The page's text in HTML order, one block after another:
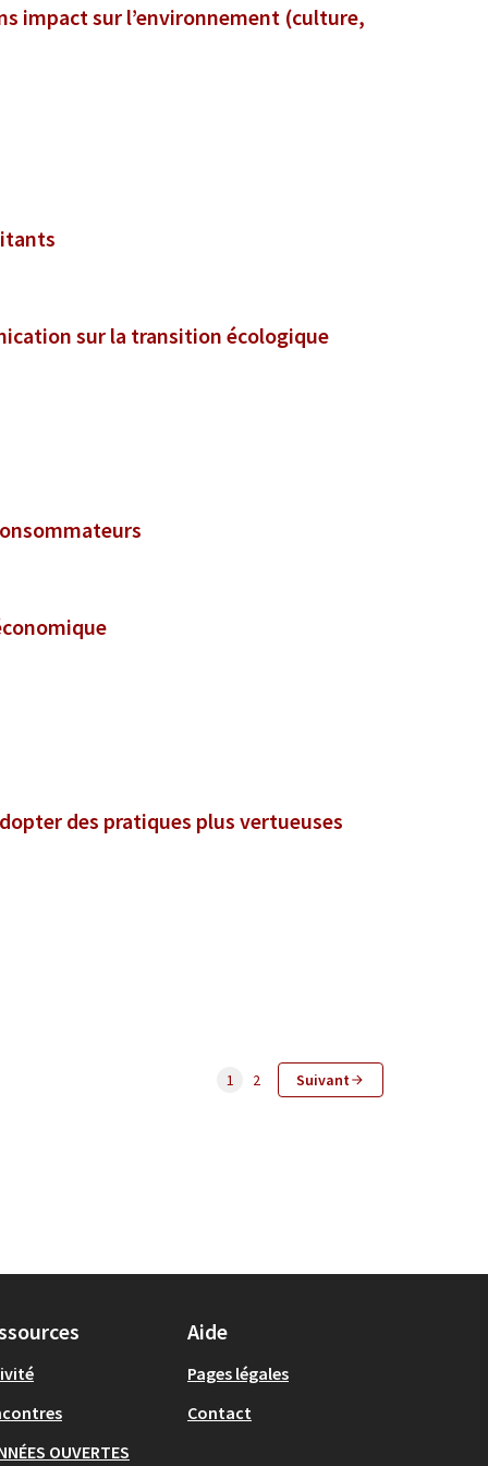
impact sur l’environnement (culture,
sur la transition écologique
des pratiques plus vertueuses
1 2 Suivant
OUVERTES
Aide
Pages légales
Contact